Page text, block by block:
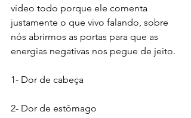
vídeo todo porque ele comenta
justamente o que vivo falando, sobre
nós abrirmos as portas para que as
energias negativas nos pegue de jeito.
1- Dor de cabeça
2- Dor de estômago